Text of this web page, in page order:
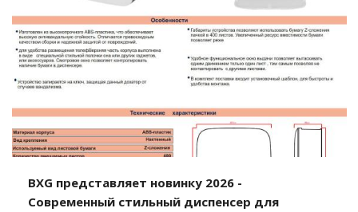
BXG представляет новинку 2026 -
Современный стильный диспенсер для